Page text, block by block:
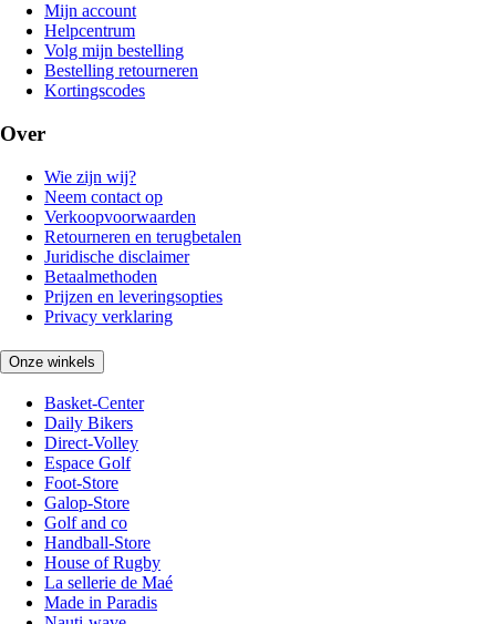
Mijn account
Helpcentrum
Volg mijn bestelling
Bestelling retourneren
Kortingscodes
Over
Wie zijn wij?
Neem contact op
Verkoopvoorwaarden
Retourneren en terugbetalen
Juridische disclaimer
Betaalmethoden
Prijzen en leveringsopties
Privacy verklaring
Onze winkels
Basket-Center
Daily Bikers
Direct-Volley
Espace Golf
Foot-Store
Galop-Store
Golf and co
Handball-Store
House of Rugby
La sellerie de Maé
Made in Paradis